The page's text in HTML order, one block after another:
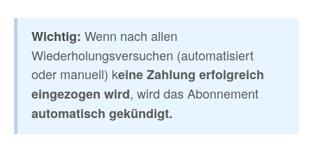
Wichtig: Wenn nach allen
Wiederholungsversuchen (automatisiert
oder manuell) keine Zahlung erfolgreich
eingezogen wird, wird das Abonnement
automatisch gekündigt.